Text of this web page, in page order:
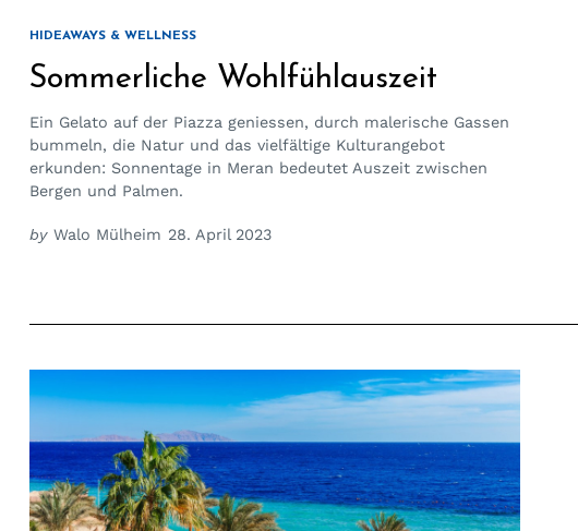
HIDEAWAYS & WELLNESS
Sommerliche Wohlfühlauszeit
Ein Gelato auf der Piazza geniessen, durch malerische Gassen
bummeln, die Natur und das vielfältige Kulturangebot
erkunden: Sonnentage in Meran bedeutet Auszeit zwischen
Bergen und Palmen.
by Walo Mülheim 28. April 2023